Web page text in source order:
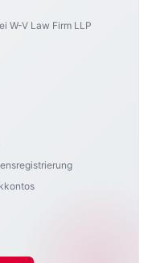
W-V Law Firm LLP